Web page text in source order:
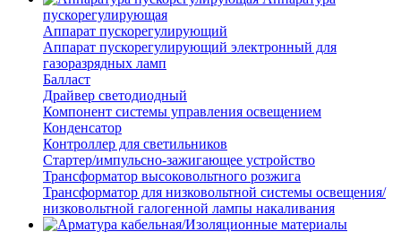
пускорегулирующая
Аппарат пускорегулирующий
Аппарат пускорегулирующий электронный для
газоразрядных ламп
Балласт
Драйвер светодиодный
Компонент системы управления освещением
Конденсатор
Контроллер для светильников
Стартер/импульсно-зажигающее устройство
Трансформатор высоковольтного розжига
Трансформатор для низковольтной системы освещения/
низковольтной галогенной лампы накаливания